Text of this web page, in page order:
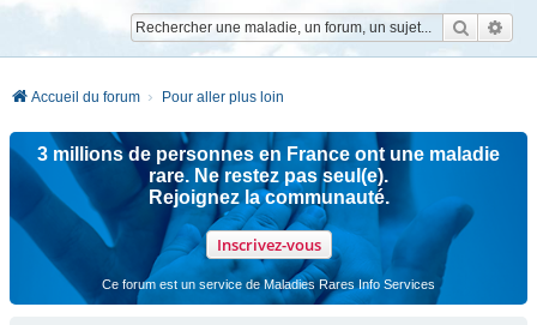
Accueil du forum Pour aller plus loin
3 millions de personnes en France ont une maladie
rare. Ne restez pas seul(e).
Rejoignez la communauté.
Inscrivez-vous
Ce forum est un service de Maladies Rares Info Services